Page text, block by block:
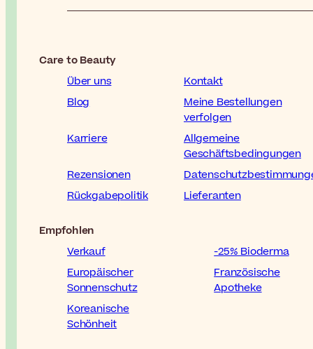
Care to Beauty
Über uns
Kontakt
Blog
Meine Bestellungen
verfolgen
Karriere
Allgemeine
Geschäftsbedingungen
Rezensionen
Rückgabepolitik
Lieferanten
Empfohlen
Verkauf
-25% Bioderma
Europäischer
Sonnenschutz
Französische
Apotheke
Koreanische
Schönheit